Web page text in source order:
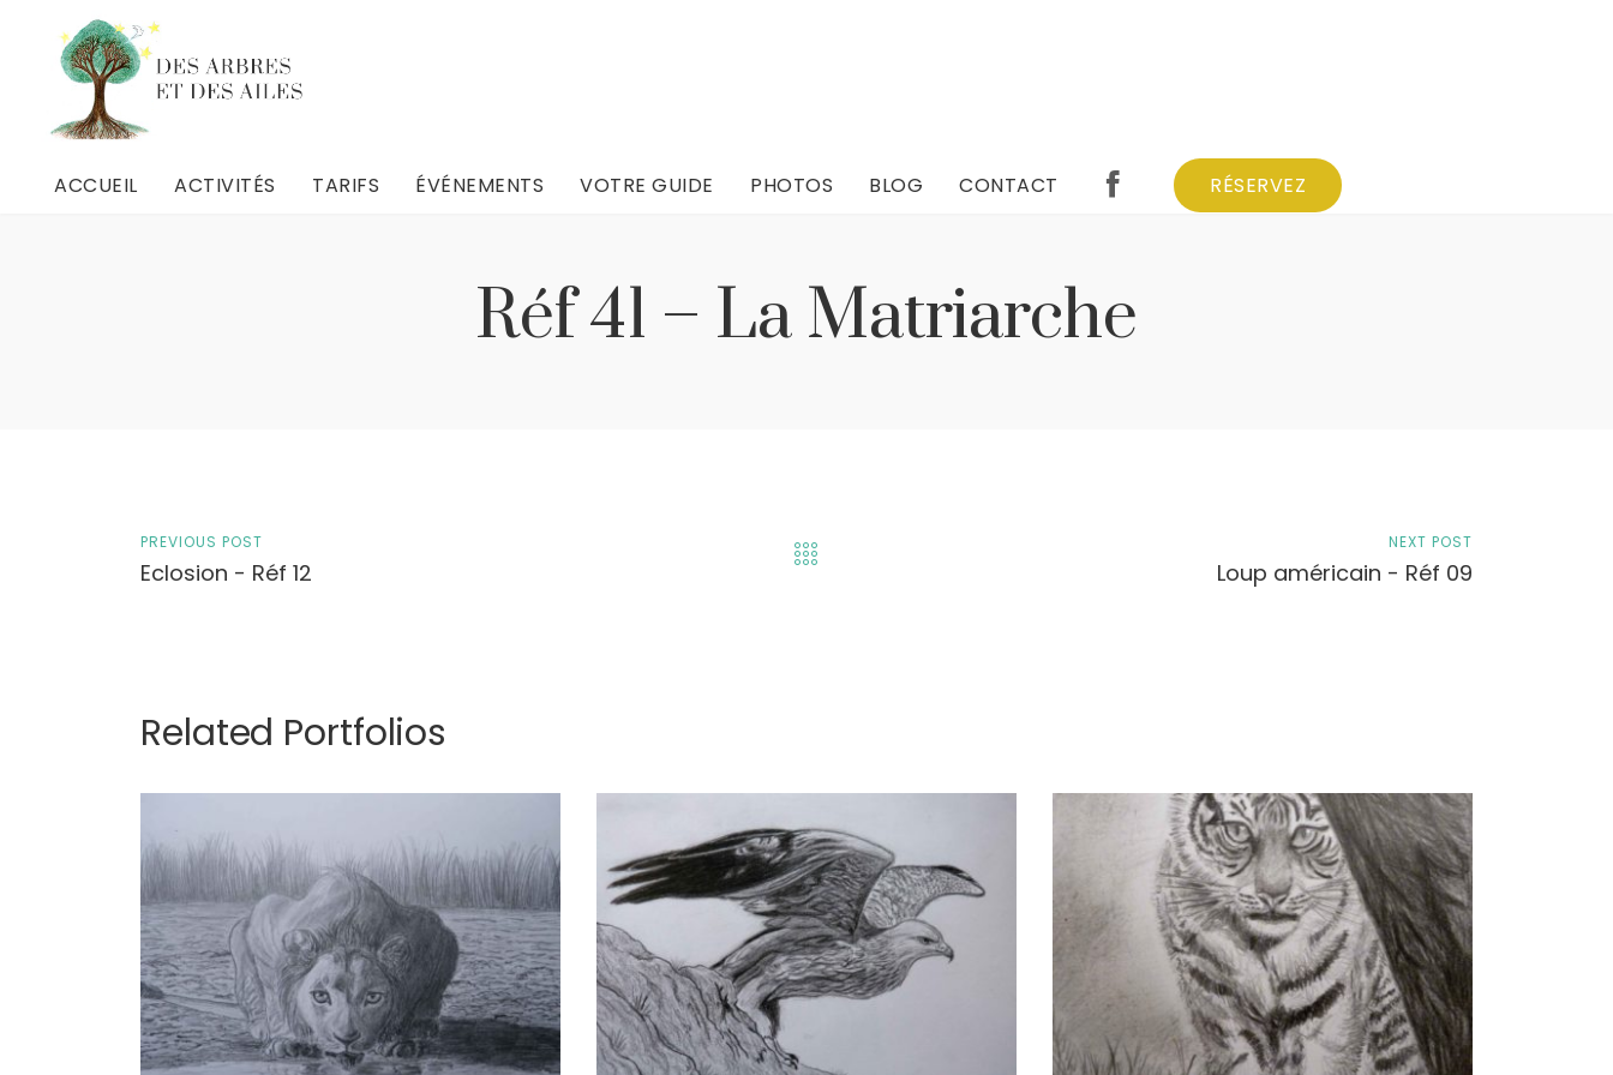
ACCUEIL ACTIVITÉS TARIFS ÉVÉNEMENTS VOTRE GUIDE PHOTOS BLOG CONTACT RÉSERVEZ
ACCUEIL ACTIVITÉS TARIFS ÉVÉNEMENTS VOTRE GUIDE PHOTOS BLOG CONTACT RÉSERVEZ
Réf 41 – La Matriarche
PREVIOUS POST
Eclosion - Réf 12
NEXT POST
Loup américain - Réf 09
Related Portfolios